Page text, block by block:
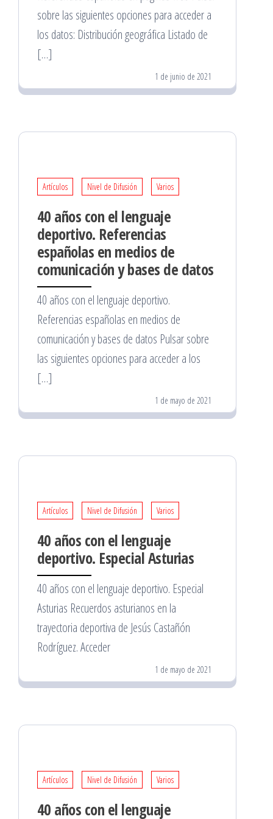
sobre las siguientes opciones para acceder a
los datos: Distribución geográfica Listado de
[…]
1 de junio de 2021
Artículos Nivel de Difusión Varios
40 años con el lenguaje
deportivo. Referencias
españolas en medios de
comunicación y bases de datos
40 años con el lenguaje deportivo.
Referencias españolas en medios de
comunicación y bases de datos Pulsar sobre
las siguientes opciones para acceder a los
[…]
1 de mayo de 2021
Artículos Nivel de Difusión Varios
40 años con el lenguaje
deportivo. Especial Asturias
40 años con el lenguaje deportivo. Especial
Asturias Recuerdos asturianos en la
trayectoria deportiva de Jesús Castañón
Rodríguez. Acceder
1 de mayo de 2021
Artículos Nivel de Difusión Varios
40 años con el lenguaje